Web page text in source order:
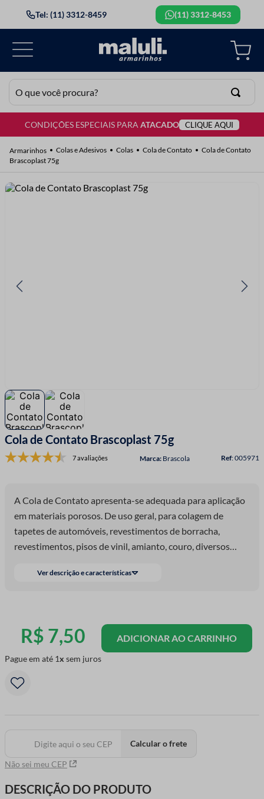
Tel: (11) 3312-8459 (11) 3312-8453
O que você procura?
CONDIÇÕES ESPECIAIS PARAATACADO CLIQUE AQUI
Colas e Adesivos Colas Cola de Contato
Cola de Contato
Brascoplast 75g
Cola de Contato Brascoplast 75g
7 avaliações Brascola :005971
A Cola de Contato apresenta-se adequada para aplicação
em materiais porosos. De uso geral, para colagem de
tapetes de automóveis, revestimentos de borracha,
revestimentos, pisos de vinil, amianto, couro, diversos
madeira, papelão e carpete. Resista até 60°
Ver descrição e características
R$ 7,50
Pague em até 1 sem juros
ADICIONAR AO CARRINHO
Não sei meu CEP
Calcular o frete
DESCRIÇÃO DO PRODUTO
TERMOS MAIS BUSCADOS
2º
barbante
3º
botão
8º